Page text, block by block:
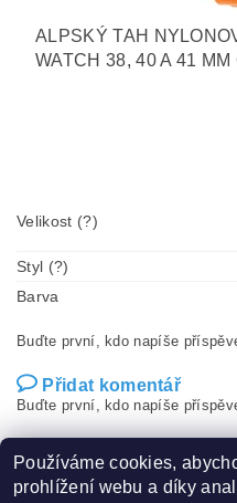
ALPSKÝ TAH
WATCH 38, 40 A 41
Velikost (?)
Styl (?)
Barva
Buďte první, kdo napíše
Přidat komentář
Buďte první, kdo napíše
Používáme cookies,
prohlížení webu a díky